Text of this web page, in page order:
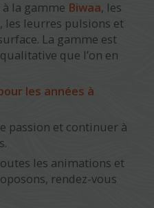
la gamme Biwaa, les
, les leurres pulsions et
La gamme est
que l’on en
les années à
passion et continuer à
les animations et
rendez-vous